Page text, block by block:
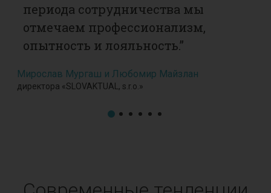
периода сотрудничества мы
отмечаем профессионализм,
опытность и лояльность.”
Мирослав Мургаш и Любомир Майзлан
директора «SLOVAKTUAL, s.r.o.»